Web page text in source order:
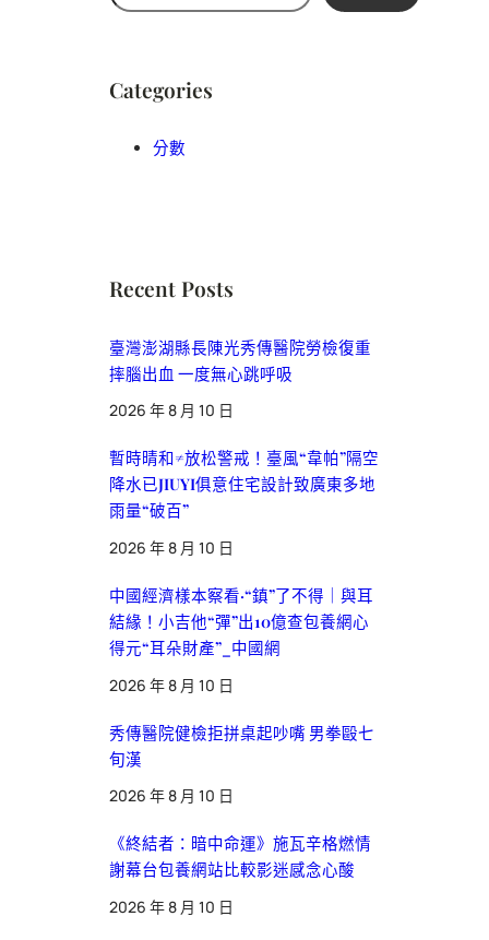
尋
Categories
分數
Recent Posts
臺灣澎湖縣長陳光秀傳醫院勞檢復重
摔腦出血 一度無心跳呼吸
2026 年 8 月 10 日
暫時晴和≠放松警戒！臺風“韋帕”隔空
降水已JIUYI俱意住宅設計致廣東多地
雨量“破百”
2026 年 8 月 10 日
中國經濟樣本察看·“鎮”了不得｜與耳
結緣！小吉他“彈”出10億查包養網心
得元“耳朵財產”_中國網
2026 年 8 月 10 日
秀傳醫院健檢拒拼桌起吵嘴 男拳毆七
旬漢
2026 年 8 月 10 日
《終結者：暗中命運》施瓦辛格燃情
謝幕台包養網站比較影迷感念心酸
2026 年 8 月 10 日